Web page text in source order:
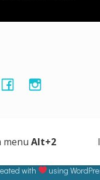
menu Alt+2
with using